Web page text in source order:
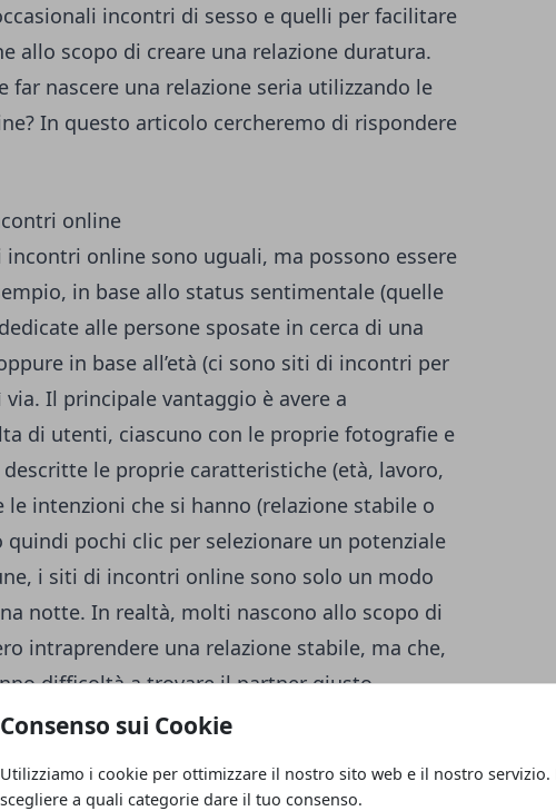
Consenso sui Cookie
Utilizziamo i cookie per ottimizzare il nostro sito web e il nostro servizio.
scegliere a quali categorie dare il tuo consenso.
incontri di sesso e quelli per facilitare
allo scopo di creare una relazione duratura.
far nascere una relazione seria utilizzando le
In questo articolo cercheremo di rispondere
online
online sono uguali, ma possono essere
in base allo status sentimentale (quelle
alle persone sposate in cerca di una
in base all’età (ci sono siti di incontri per
Il principale vantaggio è avere a
di utenti, ciascuno con le proprie fotografie e
le proprie caratteristiche (età, lavoro,
le intenzioni che si hanno (relazione stabile o
pochi clic per selezionare un potenziale
i siti di incontri online sono solo un modo
notte. In realtà, molti nascono allo scopo di
intraprendere una relazione stabile, ma che,
difficoltà a trovare il partner giusto.
online funzionano?
nel 2017 della Cornell University sulla forza